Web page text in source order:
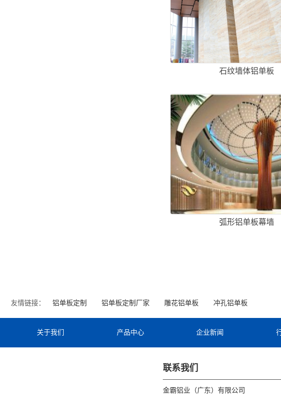
石纹墙体铝单板
弧形铝单板幕墙
友情链接： 铝单板定制 铝单板定制厂家 雕花铝单板 冲孔铝单板
关于我们 产品中心 企业新闻
联系我们
金霸铝业（广东）有限公司